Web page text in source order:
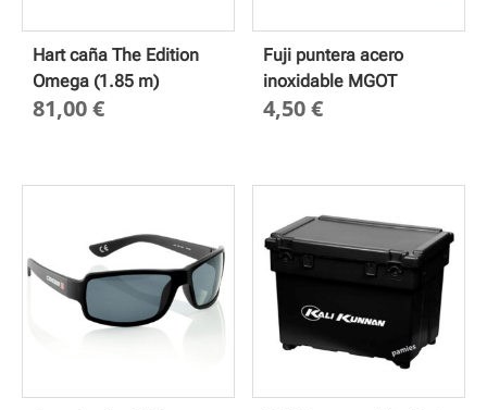
Hart caña The Edition
Omega (1.85 m)
81,00€
Fuji puntera acero
inoxidable MGOT
4,50€